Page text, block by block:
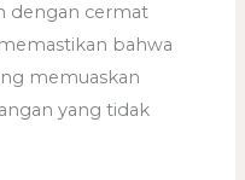
dengan cermat
bahwa
memuaskan
yang tidak